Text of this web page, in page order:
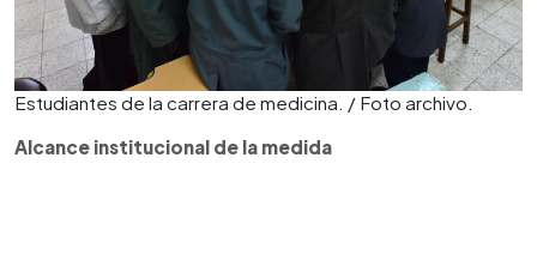
Estudiantes de la carrera de medicina. / Foto archivo.
Alcance institucional de la medida